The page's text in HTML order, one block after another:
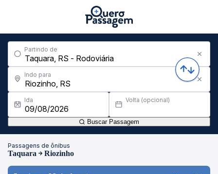
Partindo de
Indo para
Ida Volta (opcional)
Buscar Passagem
Passagens de ônibus
Taquara Riozinho